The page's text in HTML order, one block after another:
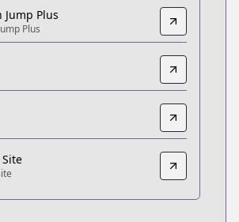
Plus
Plus
episode/
kamuy_official
shonenjump/chapters/
Jump Plus
Plus